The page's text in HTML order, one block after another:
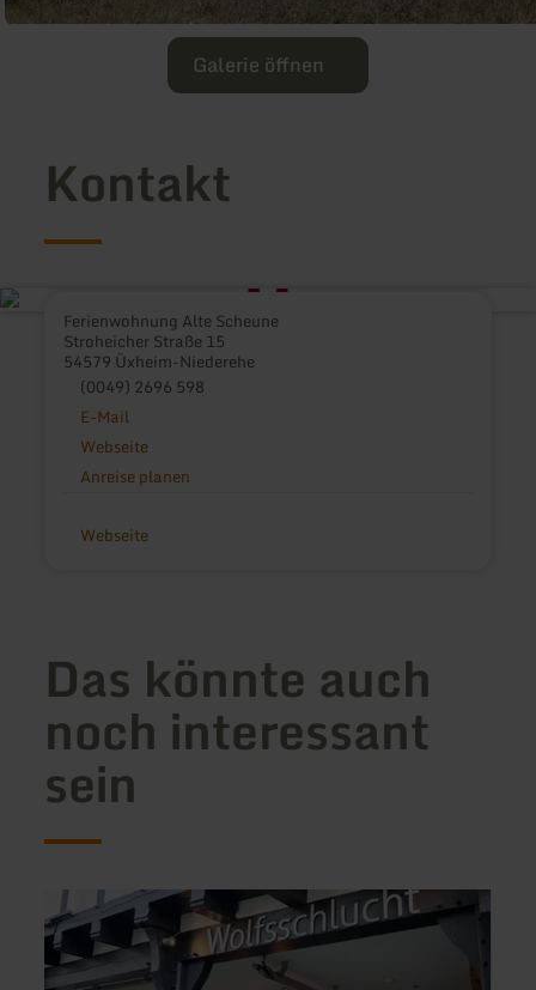
Galerie öffnen
Kontakt
Ferienwohnung Alte Scheune
Stroheicher Straße 15
54579 Üxheim-Niederehe
(0049) 2696 598
E-Mail
Webseite
Anreise planen
Webseite
Das könnte auch
noch interessant
sein
erfahren
zu:
Hotel-
Restaurant